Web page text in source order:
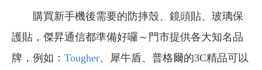
購買新手機後需要的防摔殼、鏡頭貼、玻璃保
護貼，傑昇通信都準備好囉～門市提供各大知名品
牌，例如： Tougher、犀牛盾、普格爾的3C精品可以